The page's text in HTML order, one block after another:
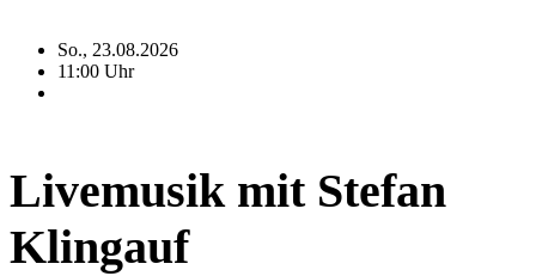
So., 23.08.2026
11:00 Uhr
Livemusik mit Stefan
Klingauf